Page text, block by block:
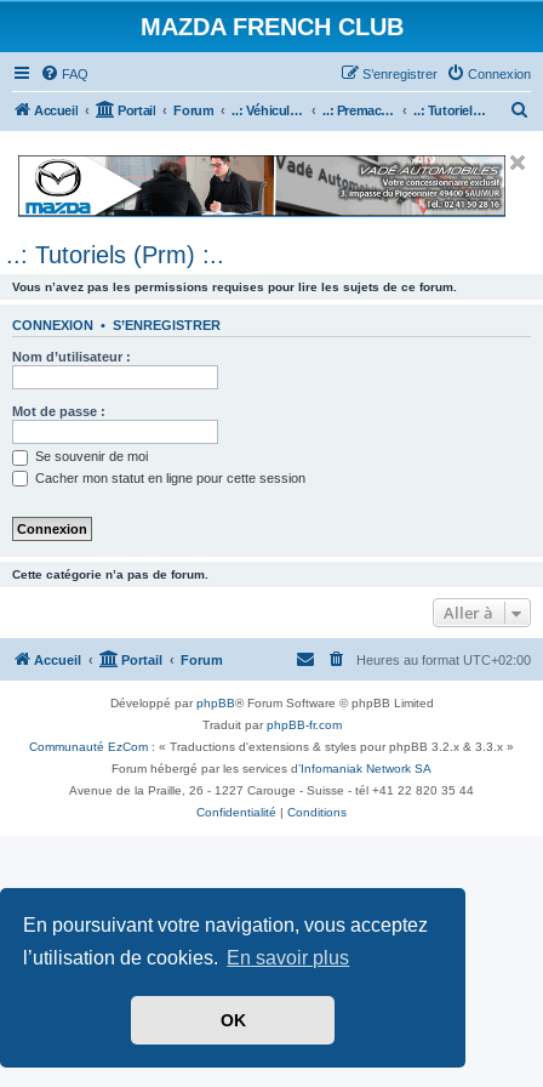
En poursuivant votre navigation, vous acceptez
l’utilisation de cookies. En savoir plus
OK
MAZDA FRENCH CLUB
FAQ Connexion
S’enregistrer
Accueil Portail Forum ..: Véhicules Mazda ancien (<2003) :.. ..: Premacy :.. ..: Tutoriels (Prm) :..
e
..: Tutoriels (Prm) :..
Vous n’avez pas les permissions requises pour lire les sujets de ce forum.
CONNEXION • S’ENREGISTRER
Nom d’utilisateur :
Mot de passe :
Se souvenir de moi
Cacher mon statut en ligne pour cette session
Cette catégorie n’a pas de forum.
Aller à
Accueil Portail Forum Heures au format UTC+02:00
Développé parphpBB® Forum Software © phpBB Limited
Traduit parphpBB-fr.com
Communauté EzCom : « Traductions d'extensions & styles pour phpBB 3.2.x & 3.3.x »
Forum hébergé par les services d’ Infomaniak Network SA
Avenue de la Praille, 26 - 1227 Carouge - Suisse - tél +41 22 820 35 44
Confidentialité
Conditions